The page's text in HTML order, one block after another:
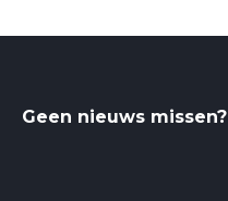
Geen nieuws missen?